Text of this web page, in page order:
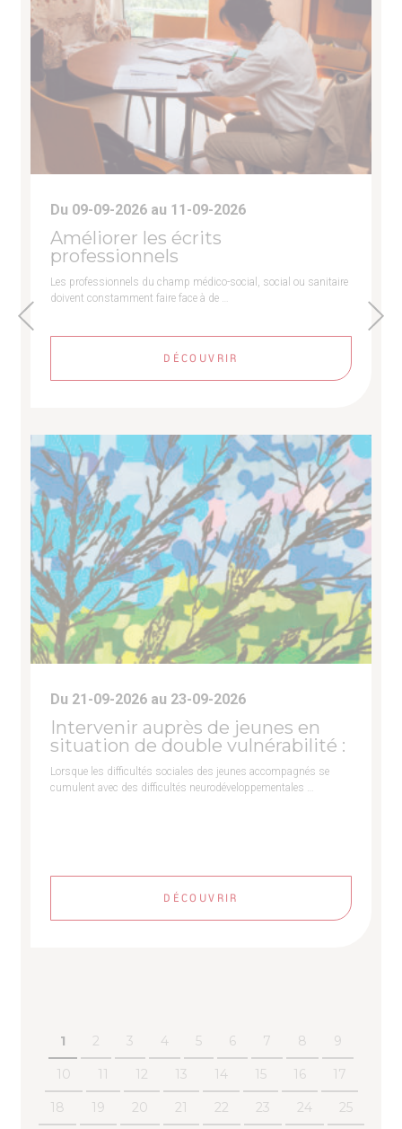
Du 09-09-2026 au 11-09-2026
Améliorer les écrits
professionnels
Les professionnels du champ médico-social, social ou sanitaire
doivent constamment faire face à de …
DÉCOUVRIR
Du 21-09-2026 au 23-09-2026
Intervenir auprès de jeunes en
situation de double vulnérabilité :
Lorsque les difficultés sociales des jeunes accompagnés se
cumulent avec des difficultés neurodéveloppementales …
DÉCOUVRIR
1 2 3 4 5 6 7 8 9
10 11 12 13 14 15 16 17
18 19 20 21 22 23 24 25